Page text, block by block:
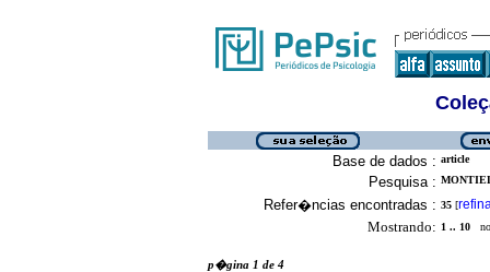
Base de dados : article
Pesquisa :
Refer�ncias encontradas : 35 [
Mostrando: 1 .. 10
p�gina 1 de 4